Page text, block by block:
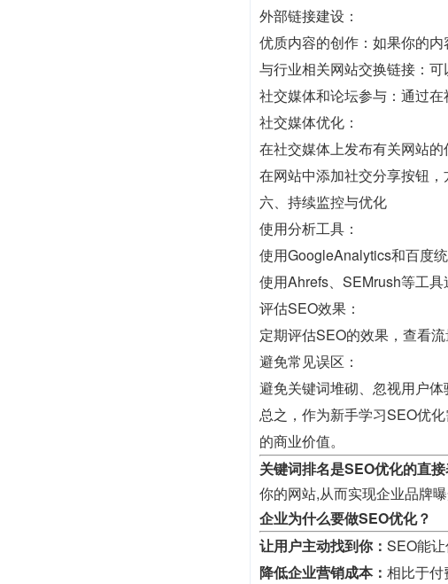
外部链接建设：
优质内容的创作：如果你的
与行业相关网站交换链接：
社交媒体和论坛参与：通过
社交媒体优化：
在社交媒体上发布有关网站的
在网站中添加社交分享按钮
六、持续监控与优化
使用分析工具：
使用GoogleAnalytics和百度
使用Ahrefs、SEMrush等工
评估SEO效果：
定期评估SEO的效果，查看
避免常见误区：
避免关键词堆砌、忽视用户
总之，作为新手学习SEO优
的商业价值。
关键词排名是SEO优化的直
你的网站,从而实现企业品牌
企业为什么要做SEO优化？
让用户主动找到你： SEO能
降低企业营销成本： 相比于付